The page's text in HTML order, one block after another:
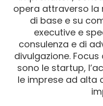
opera attraverso la
di base e su
executive e
consulenza e di
divulgazione.
sono le startup,
le imprese ad alta